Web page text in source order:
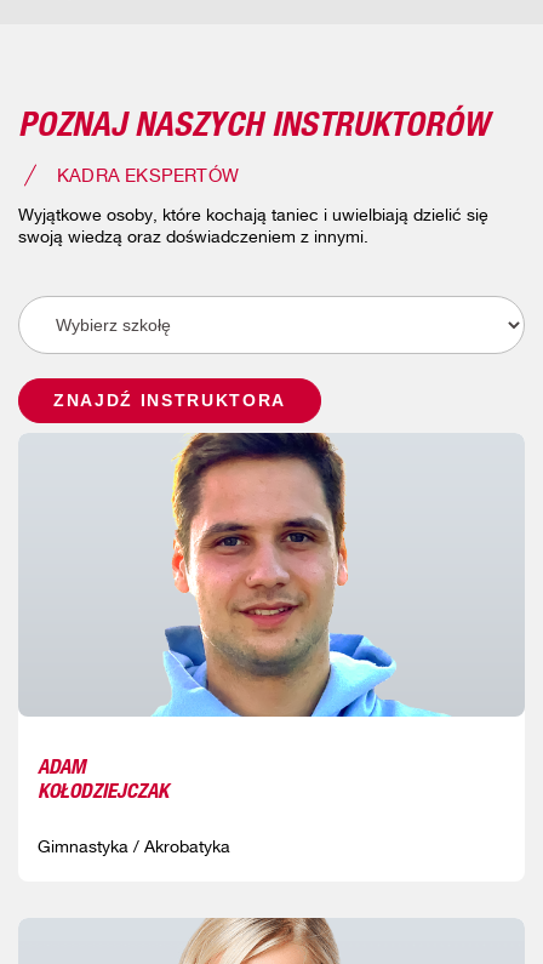
POZNAJ NASZYCH INSTRUKTORÓW
KADRA EKSPERTÓW
Wyjątkowe osoby, które kochają taniec i uwielbiają dzielić się
swoją wiedzą oraz doświadczeniem z innymi.
ZNAJDŹ INSTRUKTORA
ADAM
KOŁODZIEJCZAK
Gimnastyka / Akrobatyka